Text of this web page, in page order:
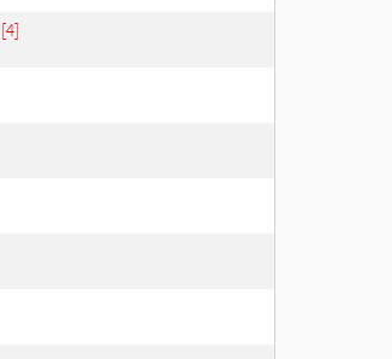
[4]